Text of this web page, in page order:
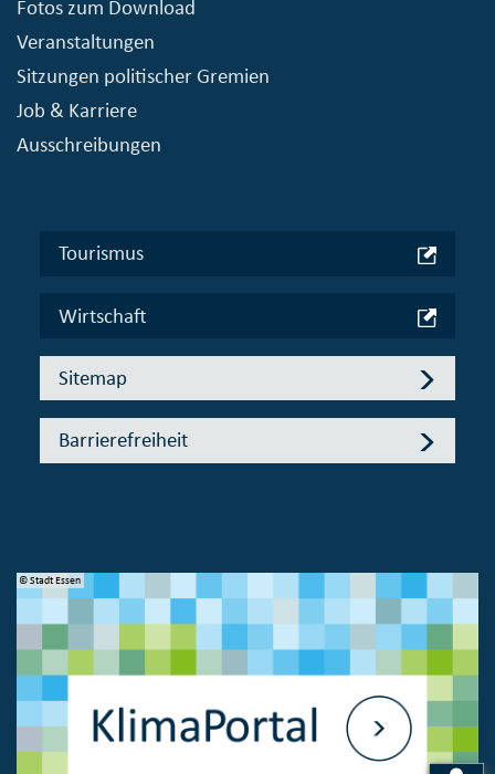
Fotos zum Download
Veranstaltungen
Sitzungen politischer Gremien
Job & Karriere
Ausschreibungen
Tourismus
Wirtschaft
Sitemap
Barrierefreiheit
© Stadt Essen